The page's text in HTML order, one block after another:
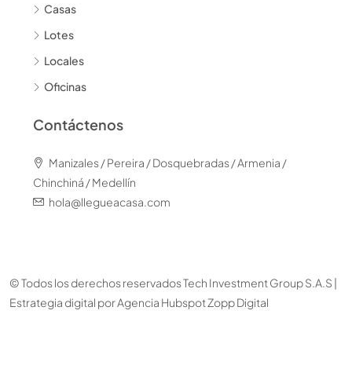
Casas
Lotes
Locales
Oficinas
Contáctenos
Manizales / Pereira / Dosquebradas / Armenia /
Chinchiná / Medellín
hola@llegueacasa.com
© Todos los derechos reservados Tech Investment Group S.A.S |
Estrategia digital porAgencia Hubspot Zopp Digital